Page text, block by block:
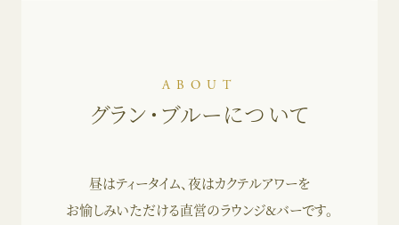
ABOUT
グラン・ブルーについて
昼はティータイム、夜はカクテルアワーを
お愉しみいただける直営のラウンジ&バーです。